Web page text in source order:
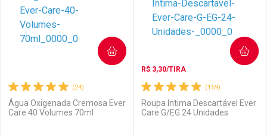
(24)
Água Oxigenada Cremosa Ever
Care 40 Volumes 70ml
COMPRAR
(169)
R$ 3,30/TIRA
Roupa Intima Descartável Ever
Care G/EG 24 Unidades
COMPRAR